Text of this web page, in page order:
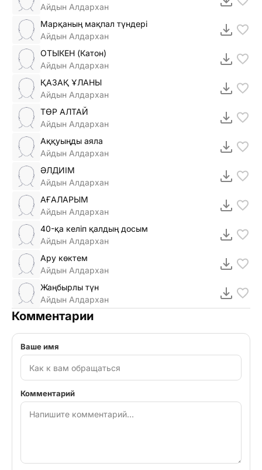
Айдын Алдархан
Марқаның мақпал түндері
Айдын Алдархан
ОТЫКЕН (Катон)
Айдын Алдархан
ҚАЗАҚ ҰЛАНЫ
Айдын Алдархан
ТӨР АЛТАЙ
Айдын Алдархан
Аққуыңды аяла
Айдын Алдархан
ӘЛДИІМ
Айдын Алдархан
АҒАЛАРЫМ
Айдын Алдархан
40-қа келіп қалдың досым
Айдын Алдархан
Ару көктем
Айдын Алдархан
Жаңбырлы түн
Айдын Алдархан
Комментарии
Ваше имя
Комментарий